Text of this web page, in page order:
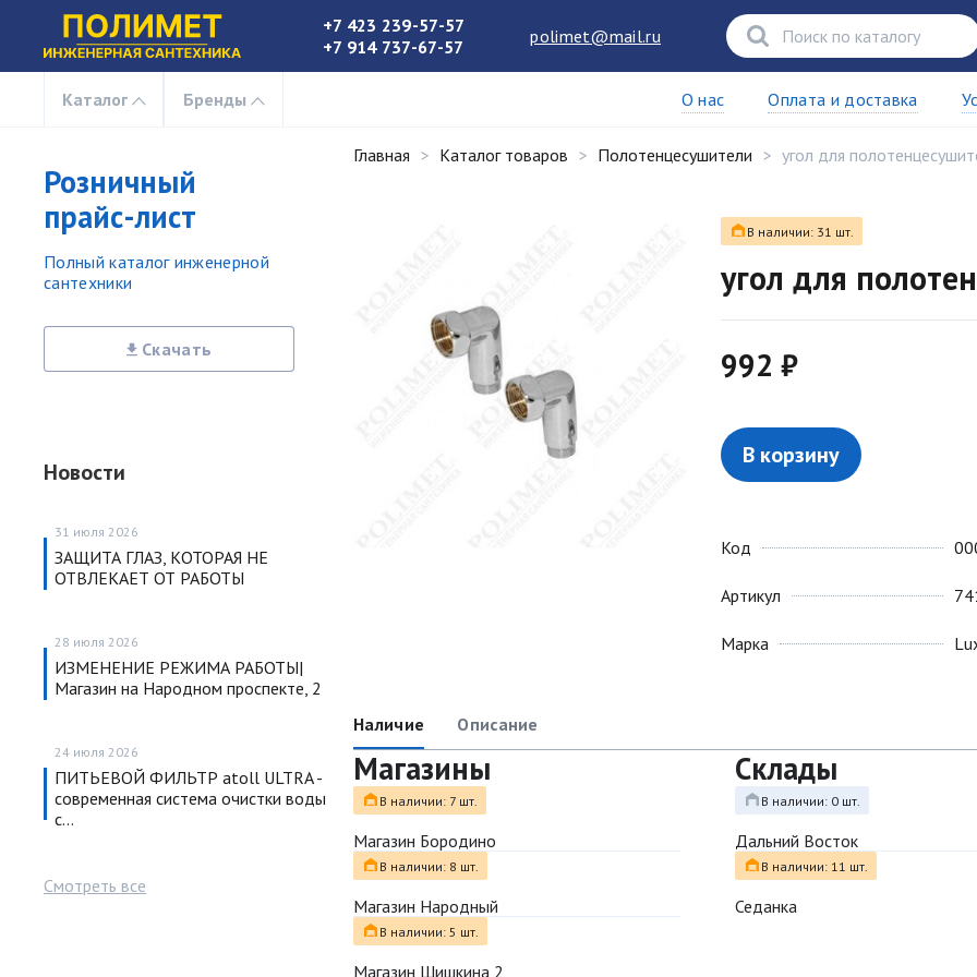
+7 423 239-57-57
+7 914 737-67-57
polimet@mail.ru
Каталог Бренды О нас Оплата и доставка
Розничный
прайс-лист
Полный каталог инженерной
сантехники
Скачать
Новости
31 июля 2026
ЗАЩИТА ГЛАЗ, КОТОРАЯ НЕ
ОТВЛЕКАЕТ ОТ РАБОТЫ
28 июля 2026
ИЗМЕНЕНИЕ РЕЖИМА РАБОТЫ|
Магазин на Народном проспекте, 2
24 июля 2026
ПИТЬЕВОЙ ФИЛЬТР atoll ULTRA -
современная система очистки воды
с…
Смотреть все
Главная Каталог товаров Полотенцесушители угол для
В наличии: 31 шт.
угол для
992 ₽
В корзину
Код
Артикул
Марка
Наличие Описание
Магазины
В наличии: 7 шт.
Магазин Бородино
В наличии: 8 шт.
Магазин Народный
В наличии: 5 шт.
Магазин Шишкина 2
Склады
В наличии: 0 шт.
Дальний Восток
В наличии: 11 шт.
Седанка